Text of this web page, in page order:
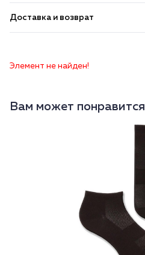
Доставка и возврат
Элемент не найден!
Вам может понравится